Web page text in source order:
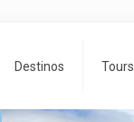
Destinos Tours